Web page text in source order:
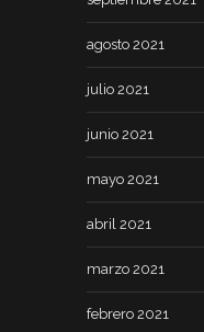
agosto 2021
julio 2021
junio 2021
mayo 2021
abril 2021
marzo 2021
febrero 2021